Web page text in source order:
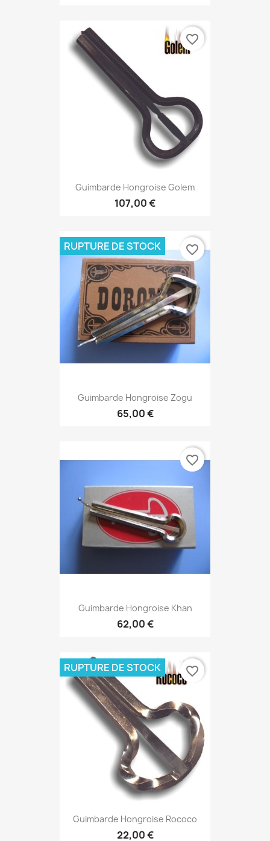
Guimbarde Hongroise Golem
107,00 €
favorite_border
Guimbarde Hongroise Zogu
65,00 €
RUPTURE DE STOCK favorite_border
Guimbarde Hongroise Khan
62,00 €
favorite_border
Guimbarde Hongroise Rococo
22,00 €
RUPTURE DE STOCK favorite_border